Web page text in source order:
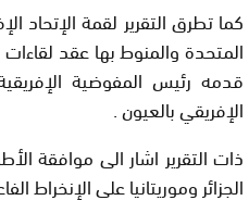
كما تطرق التقرير لقمة الإتحاد
المتحدة والمنوط بها عقد
قدمه رئيس المفوضية
الإفريقي بالعيون .
ذات التقرير اشار الى موافقة
الجزائر وموريتانيا على الإنخراط